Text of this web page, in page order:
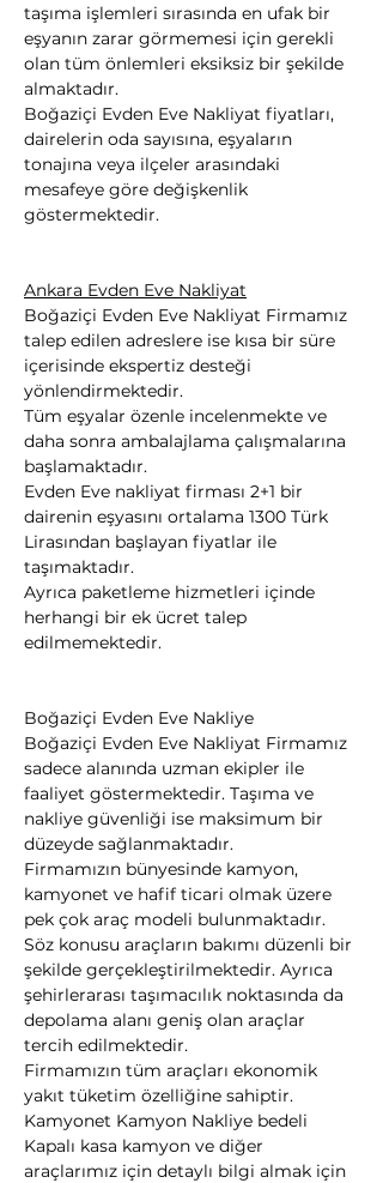
taşıma işlemleri sırasında en ufak bir
eşyanın zarar görmemesi için gerekli
olan tüm önlemleri eksiksiz bir şekilde
almaktadır.
Boğaziçi Evden Eve Nakliyat fiyatları,
dairelerin oda sayısına, eşyaların
tonajına veya ilçeler arasındaki
mesafeye göre değişkenlik
göstermektedir.
Ankara Evden Eve Nakliyat
Boğaziçi Evden Eve Nakliyat Firmamız
talep edilen adreslere ise kısa bir süre
içerisinde ekspertiz desteği
yönlendirmektedir.
Tüm eşyalar özenle incelenmekte ve
daha sonra ambalajlama çalışmalarına
başlamaktadır.
Evden Eve nakliyat firması 2+1 bir
dairenin eşyasını ortalama 1300 Türk
Lirasından başlayan fiyatlar ile
taşımaktadır.
Ayrıca paketleme hizmetleri içinde
herhangi bir ek ücret talep
edilmemektedir.
Boğaziçi Evden Eve Nakliye
Boğaziçi Evden Eve Nakliyat Firmamız
sadece alanında uzman ekipler ile
faaliyet göstermektedir. Taşıma ve
nakliye güvenliği ise maksimum bir
düzeyde sağlanmaktadır.
Firmamızın bünyesinde kamyon,
kamyonet ve hafif ticari olmak üzere
pek çok araç modeli bulunmaktadır.
Söz konusu araçların bakımı düzenli bir
şekilde gerçekleştirilmektedir. Ayrıca
şehirlerarası taşımacılık noktasında da
depolama alanı geniş olan araçlar
tercih edilmektedir.
Firmamızın tüm araçları ekonomik
yakıt tüketim özelliğine sahiptir.
Kamyonet Kamyon Nakliye bedeli
Kapalı kasa kamyon ve diğer
araçlarımız için detaylı bilgi almak için